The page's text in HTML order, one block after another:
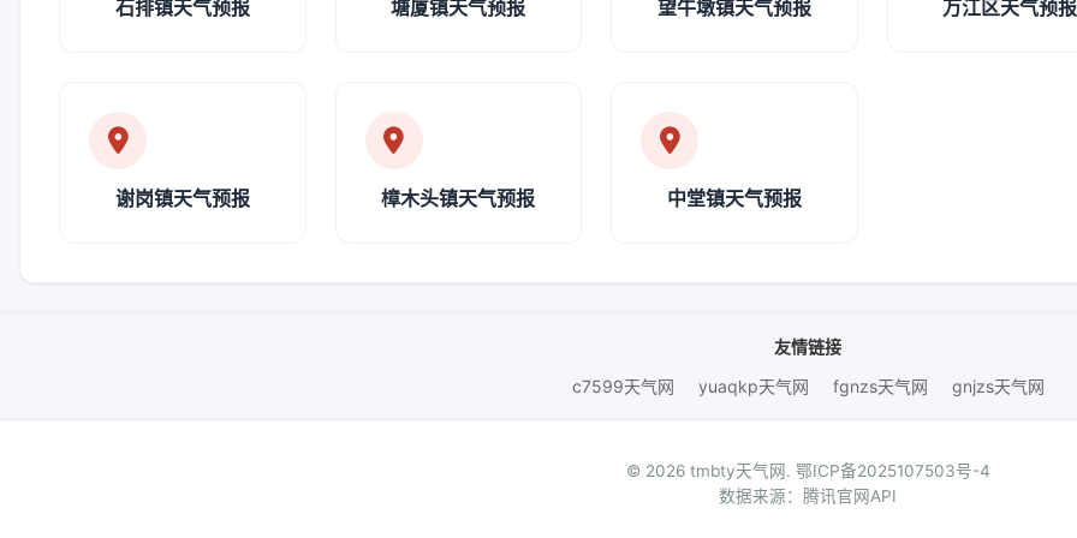
石排镇天气预报 塘厦镇天气预报 望牛墩镇天气预报 万江区天气预报
谢岗镇天气预报 樟木头镇天气预报 中堂镇天气预报
友情链接
c7599天气网
yuaqkp天气网 fgnzs天气网 gnjzs天气网
© 2026 tmbty天气网. 鄂ICP备2025107503号-4
数据来源：腾讯官网API